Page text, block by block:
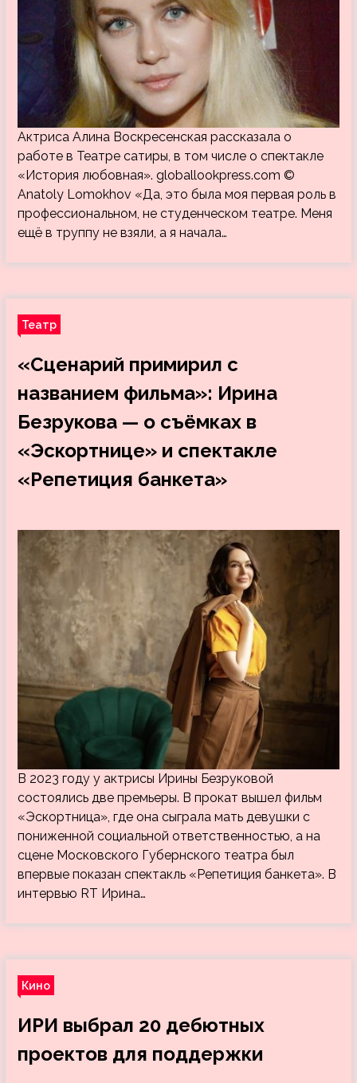
Актриса Алина Воскресенская рассказала о
работе в Театре сатиры, в том числе о спектакле
«История любовная». globallookpress.com ©
Anatoly Lomokhov «Да, это была моя первая роль в
профессиональном, не студенческом театре. Меня
ещё в труппу не взяли, а я начала…
Театр
«Сценарий примирил с
названием фильма»: Ирина
Безрукова — о съёмках в
«Эскортнице» и спектакле
«Репетиция банкета»
В 2023 году у актрисы Ирины Безруковой
состоялись две премьеры. В прокат вышел фильм
«Эскортница», где она сыграла мать девушки с
пониженной социальной ответственностью, а на
сцене Московского Губернского театра был
впервые показан спектакль «Репетиция банкета». В
интервью RT Ирина…
Кино
ИРИ выбрал 20 дебютных
проектов для поддержки